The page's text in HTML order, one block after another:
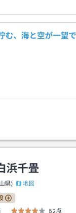
、海と空が一望
浜千畳
県) 地図
82点